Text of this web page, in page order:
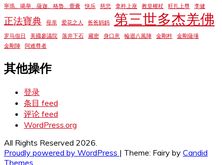
寧瑪、噶舉、薩迦、格魯、覺囊
快乐 慈悲 拿杵上座 教皇權杖 旺扎上尊 李健
正法寶典 母亲 爱花之人 爸爸妈妈 第三世多杰羌佛
罗马假日 美國參議院 落井下石 藏密 身口意 輪迴八風陣 金剛杵
金剛薩埵
金剛陣
阿难尊者
其他操作
登录
条目 feed
评论 feed
WordPress.org
All Rights Reserved 2026.
Proudly powered by WordPress | Theme: Fairy by Candid
Themes